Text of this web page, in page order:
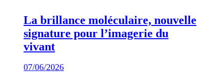
La brillance moléculaire, nouvelle
signature pour l’imagerie du
vivant
07/06/2026